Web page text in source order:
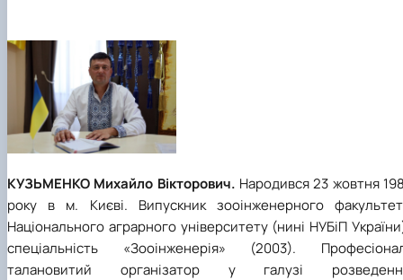
КУЗЬМЕНКО Михайло Вікторович. Народився 23 жовтня
року в м. Києві. Випускник зооінженерного
Національного аграрного університету (нині НУБіП
спеціальність «Зооінженерія» (2003).
талановитий організатор у галузі